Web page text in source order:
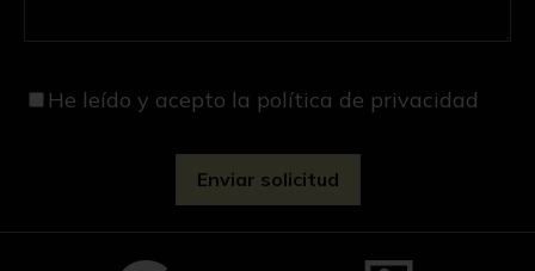
He leído y acepto la política de privacidad